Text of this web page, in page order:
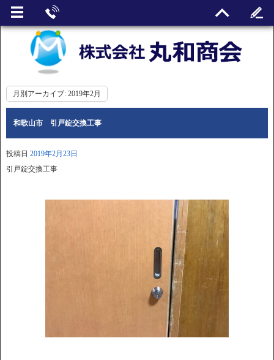
月別アーカイブ: 2019年2月
和歌山市 引戸錠交換工事
投稿日 2019年2月23日
引戸錠交換工事